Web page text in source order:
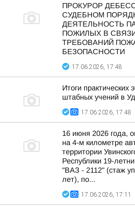
ПРОКУРОР
СУДЕБНОМ
ДЕЯТЕЛЬНОСТЬ
ПОЖИЛЫХ В
ТРЕБОВАНИЙ
БЕЗОПАСНОСТИ
17.06.2026, 17:48
Итоги практических
штабных учений в
17.06.2026, 17:48
16 июня 2026 года,
на 4-м километре
территории
Республики 19-
"ВАЗ - 2112" (стаж
лет), по...
17.06.2026, 17:11